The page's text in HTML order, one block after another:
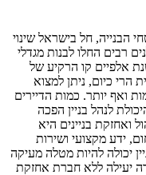
הבנייה, חל בישראל שינוי
רבים החלו לבנות מגדלי
אלפיים קו הרקיע של
הרי כיום, ניתן למצוא
ואף יותר. כמות הדיירים
לנהל בניין הפכה
ואחזקת בניינים היא
ידע מקצועי ושירות
יכולה להיות מטלה מעיקה
יעילה ללא חברת אחזקת